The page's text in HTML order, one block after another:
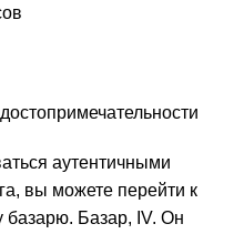
аутентичными
вы можете перейти к
базарю. Базар, IV. Он